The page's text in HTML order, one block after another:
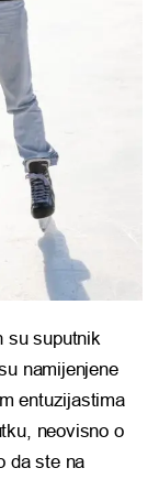
su suputnik
namijenjene
entuzijastima
neovisno o
da ste na